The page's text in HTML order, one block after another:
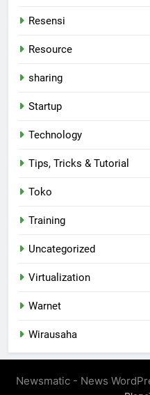
Resensi
Resource
sharing
Startup
Technology
Tips, Tricks & Tutorial
Toko
Training
Uncategorized
Virtualization
Warnet
Wirausaha
Newsmatic - News